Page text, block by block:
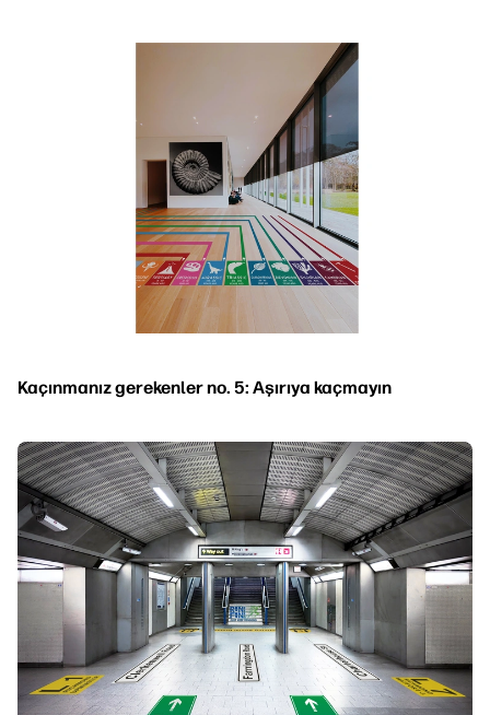
Kaçınmanız gerekenler no. 5: Aşırıya kaçmayın